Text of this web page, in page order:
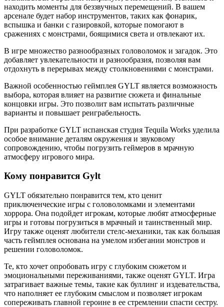
находить моменты для беззвучных перемещений. В вашем
арсенале будет набор инструментов, таких как фонарик,
вспышка и банки с газировкой, которые помогают в
сражениях с монстрами, боящимися света и отвлекают их.
В игре множество разнообразных головоломок и загадок. Это
добавляет увлекательности и разнообразия, позволяя вам
отдохнуть в перерывах между столкновениями с монстрами.
Важной особенностью геймплея GYLT является возможность
выбора, которая влияет на развитие сюжета и финальные
концовки игры. Это позволит вам испытать различные
варианты и повышает реиграбельность.
При разработке GYLT испанская студия Tequila Works уделила
особое внимание деталям окружения и звуковому
сопровождению, чтобы погрузить геймеров в мрачную
атмосферу игрового мира.
Кому понравится Gylt
GYLT обязательно понравится тем, кто ценит
приключенческие игры с головоломками и элементами
хоррора. Она подойдет игрокам, которые любят атмосферные
игры и готовы погрузиться в мрачный и таинственный мир.
Игру также оценят любители стелс-механики, так как большая
часть геймплея основана на умелом избегании монстров и
решении головоломок.
Те, кто хочет опробовать игру с глубоким сюжетом и
эмоциональными переживаниями, также оценят GYLT. Игра
затрагивает важные темы, такие как буллинг и издевательства,
что наполняет ее глубоким смыслом и позволяет игрокам
сопереживать главной героине в ее стремлении спасти сестру.